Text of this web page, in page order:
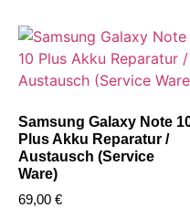
Samsung Galaxy Note
Plus Akku Reparatur /
Austausch (Service
Ware)
69,00 €